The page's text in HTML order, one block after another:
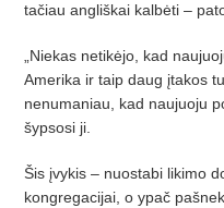
tačiau angliškai kalbėti –
„Niekas netikėjo, kad
Amerika ir taip daug įtakos
nenumaniau, kad naujuoju
šypsosi ji.
Šis įvykis – nuostabi likimo
kongregacijai, o ypač